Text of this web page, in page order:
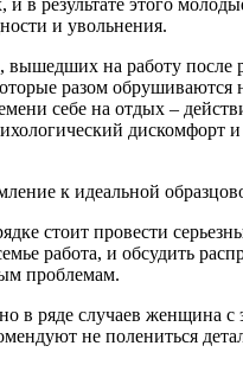
и увольнения.
на работу
разом
себе на отдых –
к идеальной
стоит провести
работа, и обсудить
проблемам.
в ряде случаев женщина
не полениться